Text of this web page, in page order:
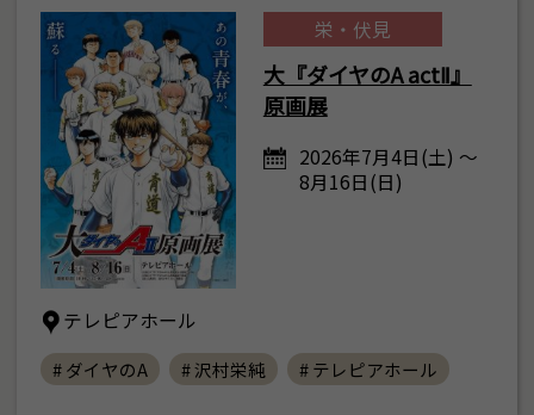
栄・伏見
大『ダイヤのA actⅡ』
原画展
2026年7月4日(土) ～
8月16日(日)
テレピアホール
# ダイヤのA # 沢村栄純 # テレピアホール